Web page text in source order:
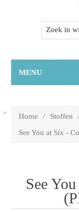
MENU
Home / Stoffen
See You at Six -
See